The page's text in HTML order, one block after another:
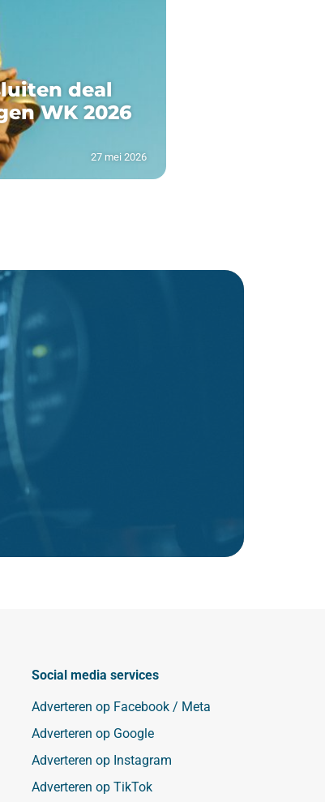
deal
WK 2026
27 mei 2026
Social media services
Adverteren op Facebook / Meta
Adverteren op Google
Adverteren op Instagram
Adverteren op TikTok